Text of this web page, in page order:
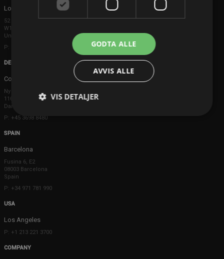
London
52 Brook Street
W1K 5DS London
United Kingdom
P: +44 203 608 8181
DENMARK
Copenhagen
Ny Østergade 20
1101 København K
Danmark
P: +45 3698 8480
SPAIN
Barcelona
Fusina 6, E2
08003 Barcelona
Spain
P: +34 971 781 990
USA
Los Angeles
P: +1 213 221 3700
COMPANY
GODTA ALLE
AVVIS ALLE
VIS DETALJER